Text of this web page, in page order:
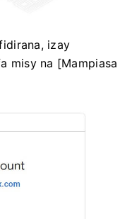
izay
misy na [Mampiasa